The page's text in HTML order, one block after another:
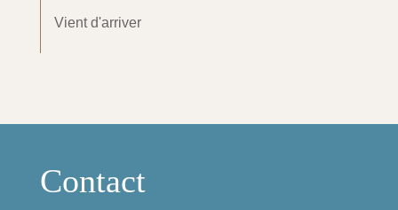
Vient d'arriver
Contact